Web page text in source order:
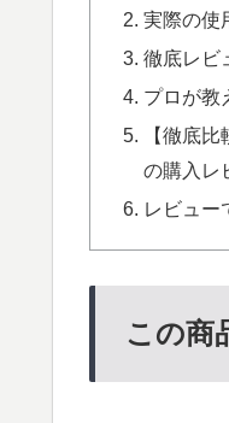
実際の使
徹底レビ
プロが教
【徹底
の購入レ
レビュー
この商